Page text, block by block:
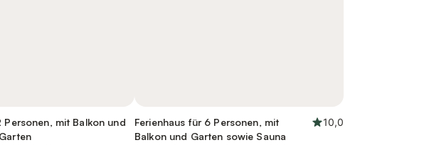
Personen, mit Balkon und
Ferienhaus für 6 Personen, mit
Balkon und Garten sowie Sauna
10,0